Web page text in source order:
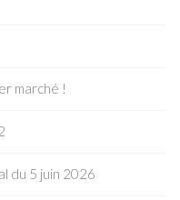
marché !
du 5 juin 2026